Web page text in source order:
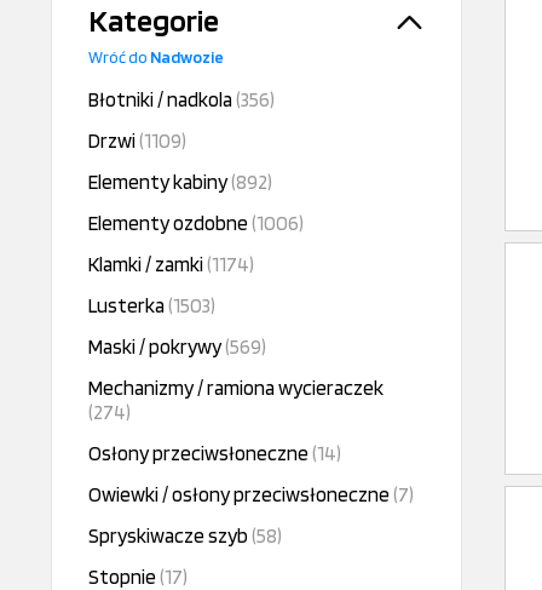
Kategorie
Wróć do Nadwozie
Błotniki / nadkola(356)
Drzwi(1109)
Elementy kabiny(892)
Elementy ozdobne (1006)
Klamki / zamki(1174)
Lusterka(1503)
Maski / pokrywy(569)
Mechanizmy / ramiona wycieraczek
(274)
Osłony przeciwsłoneczne (14)
Owiewki / osłony przeciwsłoneczne (7)
Spryskiwacze szyb (58)
Stopnie (17)